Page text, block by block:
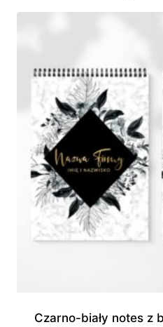
Czarno-biały notes z